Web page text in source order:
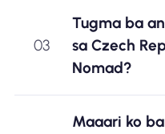
03
Tugma ba
sa Czech
Nomad?
Maaari ko